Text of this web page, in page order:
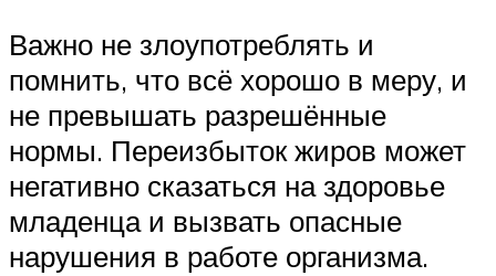
Важно не злоупотреблять и
помнить, что всё хорошо в меру, и
не превышать разрешённые
нормы. Переизбыток жиров может
негативно сказаться на здоровье
младенца и вызвать опасные
нарушения в работе организма.